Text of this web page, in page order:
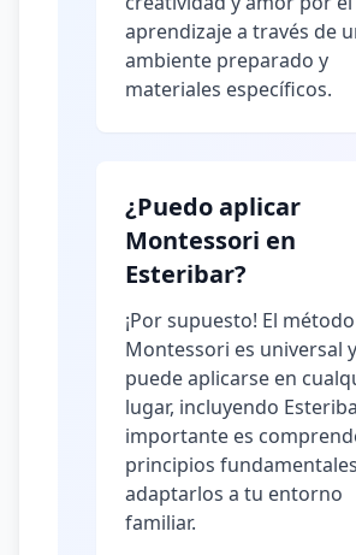
aprendizaje a través de
ambiente preparado y
materiales específicos.
¿Puedo aplicar
Montessori en
Esteribar?
¡Por supuesto! El método
Montessori es universal y
puede aplicarse en
lugar, incluyendo
importante es
principios
adaptarlos a tu entorno
familiar.